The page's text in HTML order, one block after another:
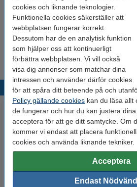
cookies och liknande teknologier.
Funktionella cookies säkerställer att
webbplatsen fungerar korrekt.
Dessutom har de en analytisk funktion
som hjälper oss att kontinuerligt
förbättra webbplatsen. Vi vill också
visa dig annonser som matchar dina
intressen och använder därför cookies
för att spåra ditt beteende på och
Policy gällande cookies kan du läsa allt
de fungerar och hur du kan justera
acceptera för att ge ditt samtycke. Om
kommer vi endast att placera
cookies och använda liknande tekniker.
Acceptera
Endast
Viskossvamp | 14x9x3cm |
22 kr
Populära
Viskossvamp | 14x9x3cm |